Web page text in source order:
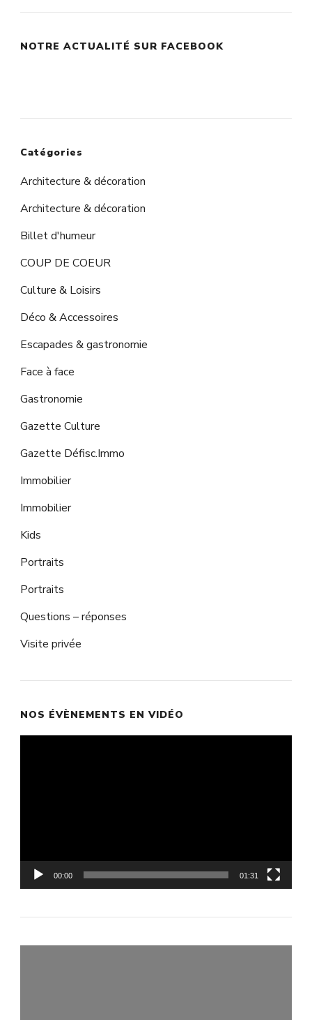
NOTRE ACTUALITÉ SUR FACEBOOK
Catégories
Architecture & décoration
Architecture & décoration
Billet d'humeur
COUP DE COEUR
Culture & Loisirs
Déco & Accessoires
Escapades & gastronomie
Face à face
Gastronomie
Gazette Culture
Gazette Défisc.Immo
Immobilier
Immobilier
Kids
Portraits
Portraits
Questions – réponses
Visite privée
NOS ÉVÈNEMENTS EN VIDÉO
00:00 01:31